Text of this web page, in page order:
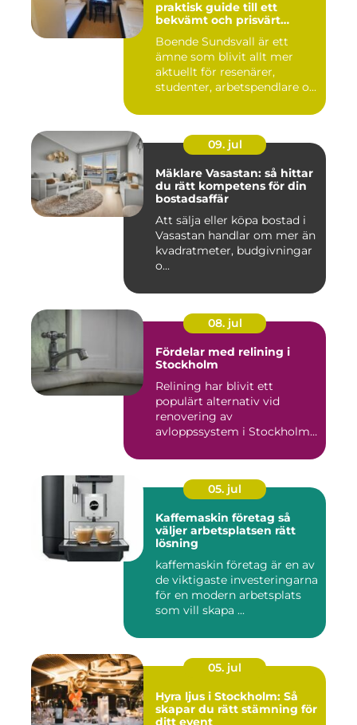
praktisk guide till ett
bekvämt och prisvärt
Boende Sundsvall är ett
ämne som blivit allt mer
aktuellt för resenärer,
studenter, arbetspendlare o...
09. jul
Mäklare Vasastan: så hittar
du rätt kompetens för din
bostadsaffär
Att sälja eller köpa bostad i
Vasastan handlar om mer än
kvadratmeter, budgivningar
o...
08. jul
Fördelar med relining i
Stockholm
Relining har blivit ett
populärt alternativ vid
renovering av
avloppssystem i Stockholm.
05. jul
Kaffemaskin företag så
väljer arbetsplatsen rätt
lösning
kaffemaskin företag är en av
de viktigaste investeringarna
för en modern arbetsplats
som vill skapa ...
05. jul
Hyra ljus i Stockholm: Så
skapar du rätt stämning för
ditt event